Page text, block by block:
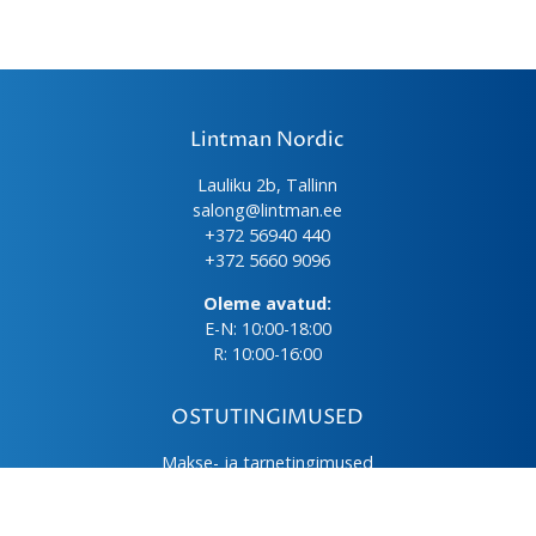
Lintman Nordic
Lauliku 2b, Tallinn
salong@lintman.ee
+372 56940 440
+372 5660 9096
Oleme avatud:
E-N: 10:00-18:00
R: 10:00-16:00
OSTUTINGIMUSED
Makse- ja tarnetingimused